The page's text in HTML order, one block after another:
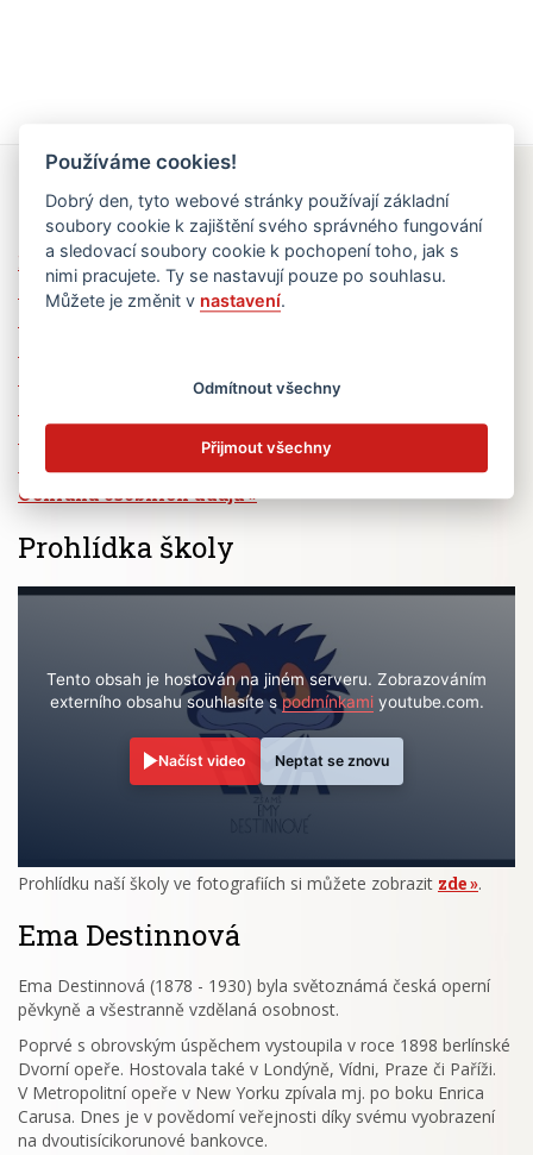
Rychlé odkazy
Elektronická žákovská knížka
Jídelní lístek
Volná pracovní místa
Zřizovatel školy (MČ Praha 6)
Ochrana osobních údajů
Prohlídka školy
Tento obsah je hostován na jiném serveru. Zobrazováním
externího obsahu souhlasíte spodmínkamiyoutube.com.
Načíst video Neptat se znovu
Prohlídku naší školy ve fotografiích si můžete zobrazit zde .
Ema Destinnová
Ema Destinnová (1878 - 1930) byla světoznámá česká operní
pěvkyně a všestranně vzdělaná osobnost.
Poprvé s obrovským úspěchem vystoupila v roce 1898 berlínské
Dvorní opeře. Hostovala také v Londýně, Vídni, Praze či Paříži.
V Metropolitní opeře v New Yorku zpívala mj. po boku Enrica
Carusa. Dnes je v povědomí veřejnosti díky svému vyobrazení
na dvoutisícikorunové bankovce.
Používáme cookies!
Dobrý den, tyto webové stránky používají základní
soubory cookie k zajištění svého správného fungování
a sledovací soubory cookie k pochopení toho, jak s
nimi pracujete. Ty se nastavují pouze po souhlasu.
Můžete je změnit v nastavení.
Odmítnout všechny
Přijmout všechny